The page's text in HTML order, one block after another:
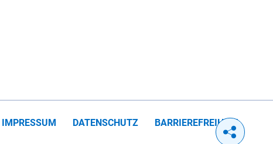
IMPRESSUM DATENSCHUTZ BARRIEREFREIHEIT